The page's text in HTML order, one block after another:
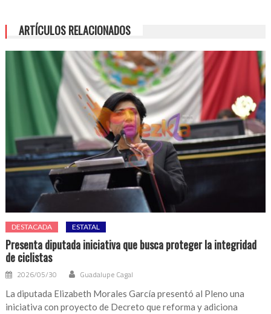
ARTÍCULOS RELACIONADOS
DESTACADA ESTATAL
Presenta diputada iniciativa que busca proteger la integridad
de ciclistas
2026/05/30 Guadalupe Cagal
La diputada Elizabeth Morales García presentó al Pleno una
iniciativa con proyecto de Decreto que reforma y adiciona